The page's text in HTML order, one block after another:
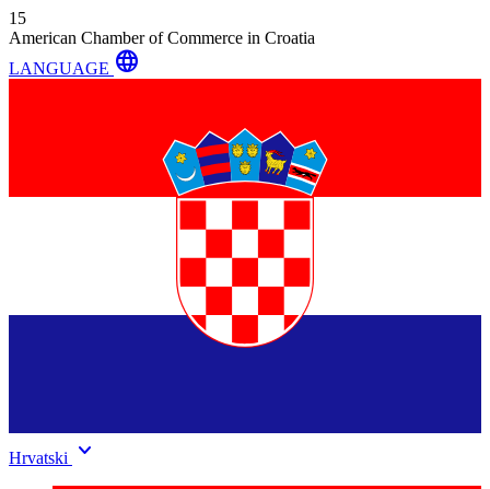
15
American Chamber of Commerce in Croatia
LANGUAGE language
Hrvatski keyboard_arrow_down